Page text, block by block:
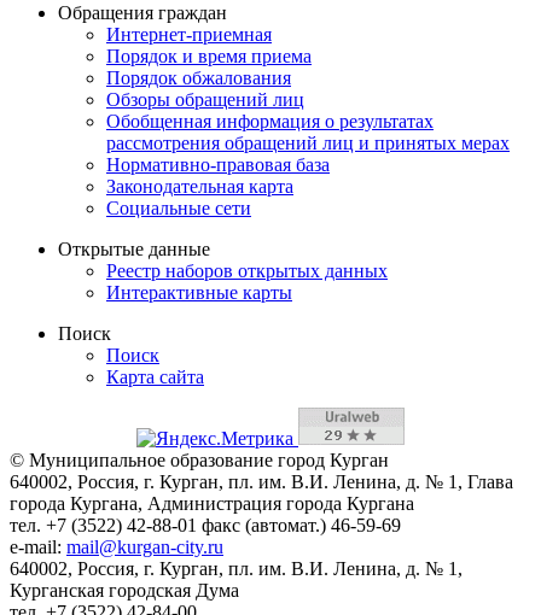
Обращения граждан
Интернет-приемная
Порядок и время приема
Порядок обжалования
Обзоры обращений лиц
Обобщенная информация о результатах
рассмотрения обращений лиц и принятых мерах
Нормативно-правовая база
Законодательная карта
Социальные сети
Открытые данные
Реестр наборов открытых данных
Интерактивные карты
Поиск
Поиск
Карта сайта
© Муниципальное образование город Курган
640002, Россия, г. Курган, пл. им. В.И. Ленина, д. № 1, Глава
города Кургана, Администрация города Кургана
тел. +7 (3522) 42-88-01 факс (автомат.) 46-59-69
e-mail: mail@kurgan-city.ru
640002, Россия, г. Курган, пл. им. В.И. Ленина, д. № 1,
Курганская городская Дума